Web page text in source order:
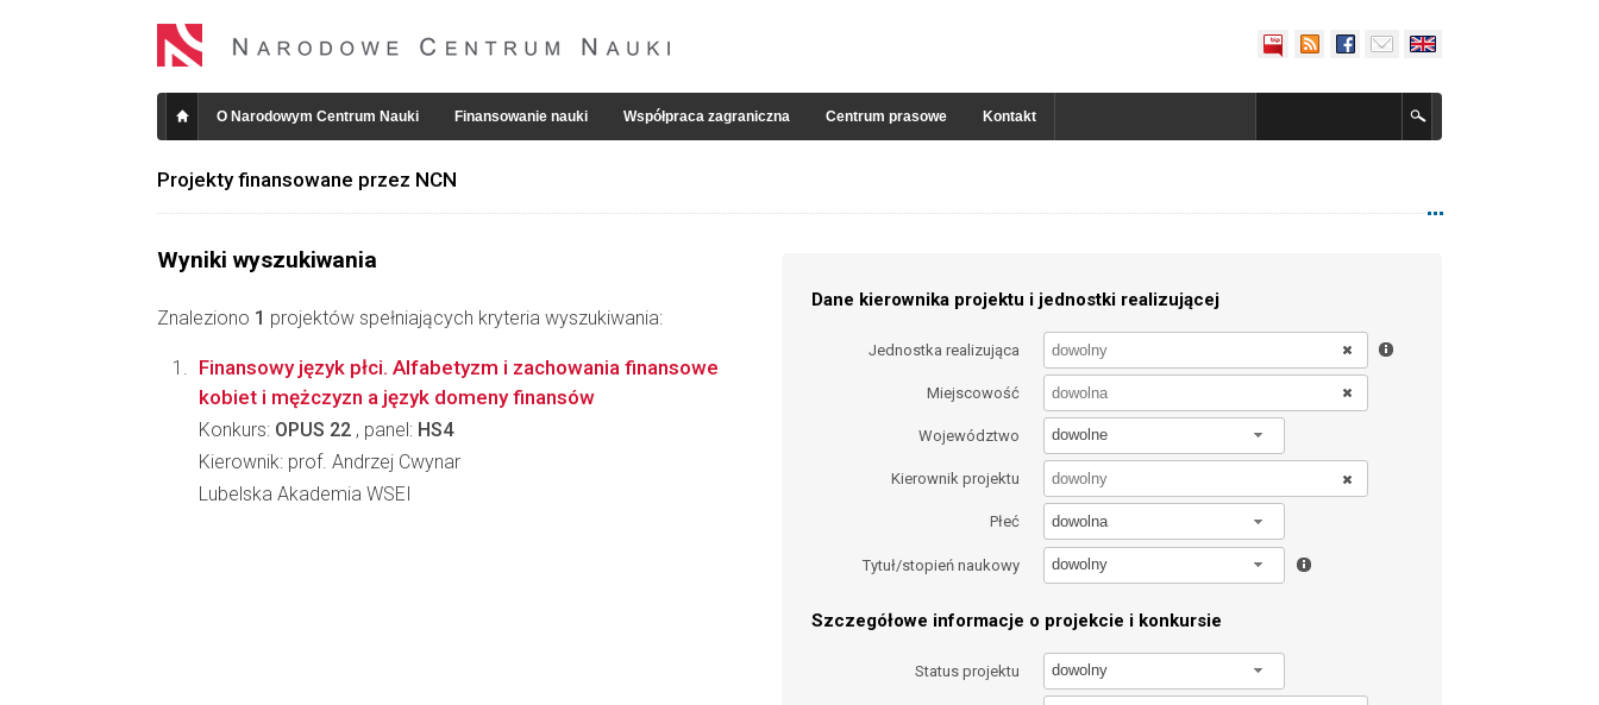
O Narodowym Centrum Nauki Finansowanie nauki Współpraca zagraniczna Centrum prasowe Kontakt
Projekty finansowane przez NCN
Wyniki wyszukiwania
Znaleziono 1 projektów spełniających kryteria wyszukiwania:
Dane kierownika projektu i jednostki realizującej
Jednostka realizująca
Miejscowość
Województwo dowolne
Kierownik projektu
Płeć dowolna
Tytuł/stopień naukowy dowolny
Szczegółowe informacje o projekcie i konkursie
Status projektu dowolny
Finansowy język płci. Alfabetyzm i zachowania finansowe
kobiet i mężczyzn a język domeny finansów
Konkurs: OPUS 22 , panel: HS4
Kierownik: prof. Andrzej Cwynar
Lubelska Akademia WSEI